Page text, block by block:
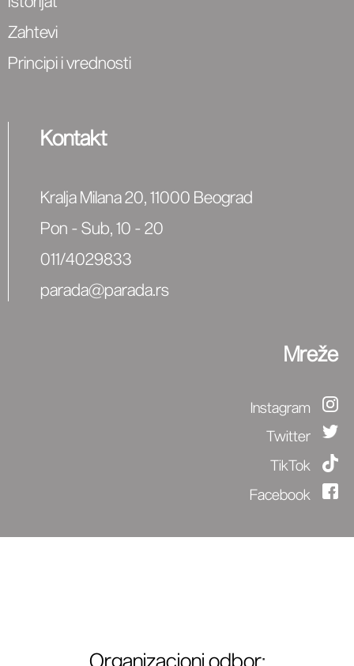
Zahtevi
Principi i vrednosti
Kontakt
Kralja Milana 20, 11000 Beograd
Pon - Sub, 10 - 20
011/4029833
parada@parada.rs
Mreže
Instagram
Twitter
TikTok
Facebook
Organizacioni odbor: